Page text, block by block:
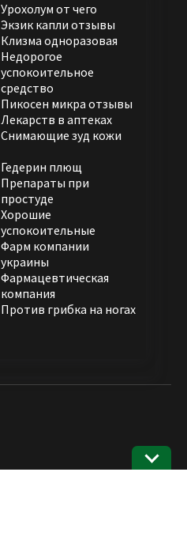
Урохолум от чего
Экзик капли отзывы
Клизма одноразовая
Недорогое
успокоительное
средство
Пикосен микра отзывы
Лекарств в аптеках
Снимающие зуд кожи
Гедерин плющ
Препараты при
простуде
Хорошие
успокоительные
Фарм компании
украины
Фармацевтическая
компания
Против грибка на ногах